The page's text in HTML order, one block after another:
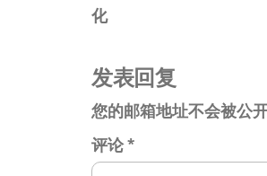
导
航
篇
章
化
发表回复
您的邮箱地址不会被公开
评论*